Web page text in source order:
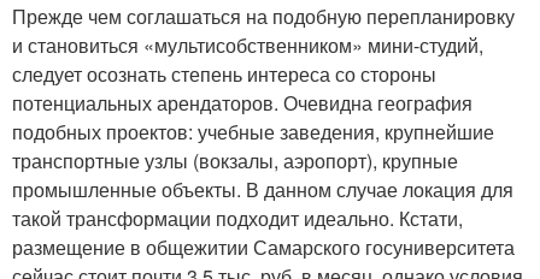
Прежде чем соглашаться на подобную перепланировку
и становиться «мультисобственником» мини-студий,
следует осознать степень интереса со стороны
потенциальных арендаторов. Очевидна география
подобных проектов: учебные заведения, крупнейшие
транспортные узлы (вокзалы, аэропорт), крупные
промышленные объекты. В данном случае локация для
такой трансформации подходит идеально. Кстати,
размещение в общежитии Самарского госуниверситета